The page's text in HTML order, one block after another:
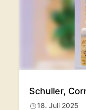
Schuller,
18. Juli 2025